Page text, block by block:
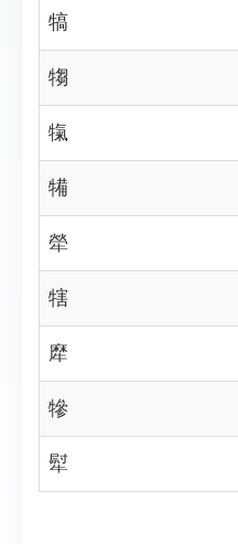
犒
犓
犔
犕
犖
犗
犘
犙
犚